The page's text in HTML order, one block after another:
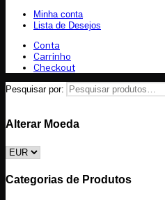
Minha conta
Lista de Desejos
Conta
Carrinho
Checkout
Pesquisar por:
Alterar Moeda
Categorias de Produtos